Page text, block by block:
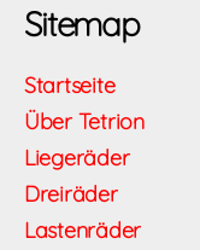
Sitemap
Startseite
Über Tetrion
Liegeräder
Dreiräder
Lastenräder